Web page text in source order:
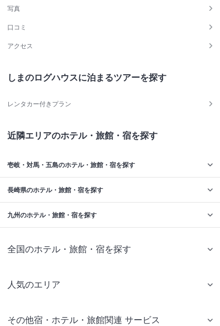
写真
口コミ
アクセス
しまのログハウスに泊まるツアーを探す
レンタカー付きプラン
近隣エリアのホテル・旅館・宿を探す
壱岐・対馬・五島のホテル・旅館・宿を探す
長崎県のホテル・旅館・宿を探す
九州のホテル・旅館・宿を探す
全国のホテル・旅館・宿を探す
人気のエリア
その他宿・ホテル・旅館関連 サービス